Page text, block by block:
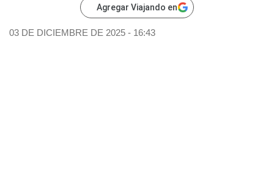
Agregar Viajando en
03 DE DICIEMBRE DE 2025 - 16:43